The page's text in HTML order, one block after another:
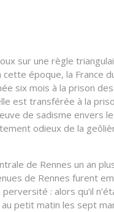
sur une règle
époque, la France
six mois à la prison
est transférée à la
de sadisme envers
odieux de la
de Rennes un an
de Rennes furent
: alors qu’il
petit matin les sept